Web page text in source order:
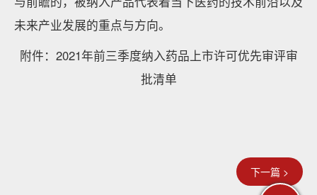
未来产业发展的重点与方向。
附件：2021年前三季度纳入药品上市许可优先审评审
批清单
下一篇 >